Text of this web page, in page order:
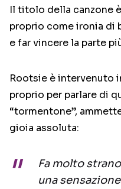
Il titolo della canzone
proprio come ironia di
e far vincere la parte
Rootsie è intervenuto
proprio per parlare di
“tormentone”,
gioia assoluta:
Fa molto
una